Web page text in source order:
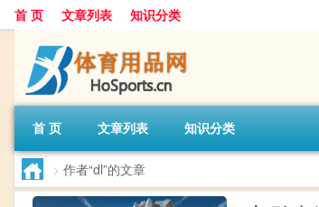
首 页 文章列表 知识分类
首 页 文章列表 知识分类
> 作者“dl”的文章